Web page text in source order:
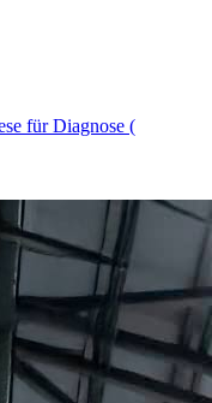
für Diagnose (